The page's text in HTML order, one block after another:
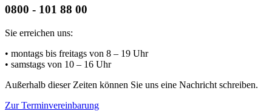
0800 - 101 88 00
Sie erreichen uns:
• montags bis freitags von 8 – 19 Uhr
• samstags von 10 – 16 Uhr
Außerhalb dieser Zeiten können Sie uns eine Nachricht schreiben.
Zur Terminvereinbarung